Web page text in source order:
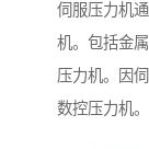
伺服压力机
机。包括金
压力机。因
数控压力机。